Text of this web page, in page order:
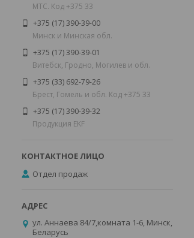
МТС. Код +375 33
+375 (17) 390-39-00
Минск и Минская обл.
+375 (17) 390-39-01
Витебск, Гродно, Могилев и обл.
+375 (33) 692-79-26
Брест, Гомель и обл. Код +375 33
+375 (17) 390-39-32
Продукция EKF
Отдел продаж
ул. Аннаева 84/7,комната 1-6, Минск,
Беларусь